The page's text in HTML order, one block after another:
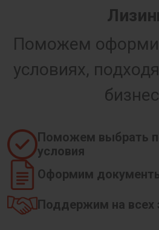
Поможем
условиях,
Поможем выбрать
условия
Оформим
Поддержим на всех